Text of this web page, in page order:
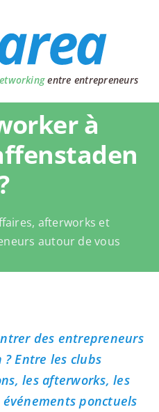
entre entrepreneurs
à
afterworks et
autour de vous
des entrepreneurs
Entre les clubs
les afterworks, les
ponctuels